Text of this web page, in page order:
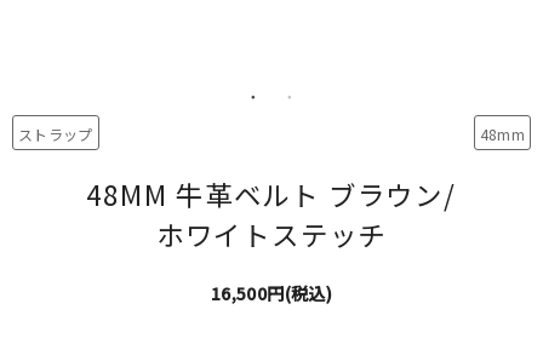
ストラップ 48mm
48MM 牛革ベルト ブラウン/
ホワイトステッチ
16,500円(税込)